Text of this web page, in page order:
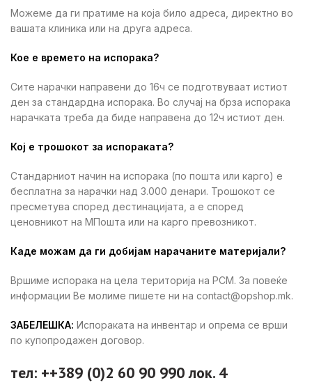
Можеме да ги пратиме на која било адреса, директно во
вашата клиника или на друга адреса.
Кое е времето на испорака?
Сите нарачки направени до 16ч се подготвуваат истиот
ден за стандардна испорака. Во случај на брза испорака
нарачката треба да биде направена до 12ч истиот ден.
Кој е трошокот за испораката?
Стандарниот начин на испорака (по пошта или карго) е
бесплатна за нарачки над 3.000 денари. Трошокот се
пресметува според дестинацијата, а е според
ценовникот на МПошта или на карго превозникот.
Каде можам да ги добијам нарачаните материјали?
Вршиме испорака на цела територија на РСМ. За повеќе
информации Ве молиме пишете ни на contact@opshop.mk.
ЗАБЕЛЕШКА: Испораката на инвентар и опрема се врши
по купопродажен договор.
тел: ++389 (0)2 60 90 990 лок. 4